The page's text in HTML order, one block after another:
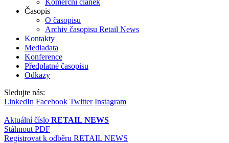
Časopis
O časopisu
Archiv časopisu Retail News
Kontakty
Mediadata
Konference
Předplatné časopisu
Odkazy
Sledujte nás:
LinkedIn Facebook Twitter Instagram
Aktuální číslo RETAIL NEWS
Stáhnout PDF
Registrovat k odběru RETAIL NEWS